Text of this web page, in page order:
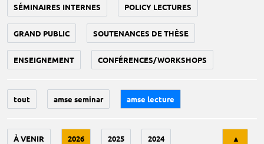
SÉMINAIRES INTERNES POLICY LECTURES
GRAND PUBLIC SOUTENANCES DE THÈSE
ENSEIGNEMENT CONFÉRENCES/WORKSHOPS
tout amse seminar amse lecture
À VENIR 2026 2025 2024 ▲